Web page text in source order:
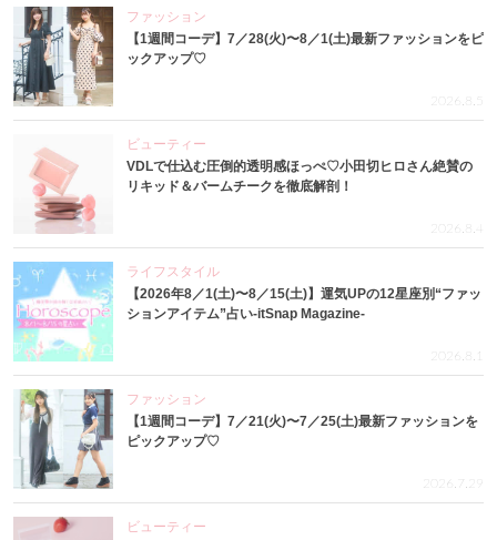
ファッション
【1週間コーデ】7／28(火)〜8／1(土)最新ファッションをピ
ックアップ♡
2026.8.5
ビューティー
VDLで仕込む圧倒的透明感ほっぺ♡小田切ヒロさん絶賛の
リキッド＆バームチークを徹底解剖！
2026.8.4
ライフスタイル
【2026年8／1(土)〜8／15(土)】運気UPの12星座別“ファッ
ションアイテム”占い-itSnap Magazine-
2026.8.1
ファッション
【1週間コーデ】7／21(火)〜7／25(土)最新ファッションを
ピックアップ♡
2026.7.29
ビューティー